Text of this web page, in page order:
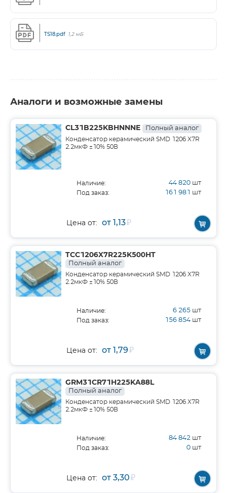
TS18.pdf 1,2 мБ
Аналоги и возможные замены
CL31B225KBHNNNE Полный аналог
Конденсатор керамический SMD 1206 X7R
2.2мкФ ±10% 50В
Наличие: 44 820 шт
Под заказ: 161 981 шт
Цена от: от 1,13₽
TCC1206X7R225K500HT
Полный аналог
Конденсатор керамический SMD 1206 X7R
2.2мкФ ±10% 50В
Наличие: 6 265 шт
Под заказ: 156 854 шт
Цена от: от 1,79₽
GRM31CR71H225KA88L
Полный аналог
Конденсатор керамический SMD 1206 X7R
2.2мкФ ±10% 50В
Наличие: 84 842 шт
Под заказ: 0 шт
Цена от: от 3,30₽